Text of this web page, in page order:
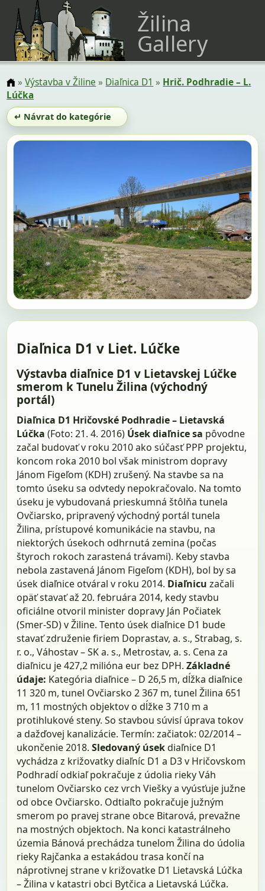
Žilina
Gallery
»Výstavba v Žiline » Diaľnica D1 » Hrič. Podhradie – L.
Lúčka
↵ Návrat do kategórie
Diaľnica D1 v Liet. Lúčke
Výstavba diaľnice D1 v Lietavskej Lúčke
smerom k Tunelu Žilina (východný
portál)
Diaľnica D1 Hričovské Podhradie – Lietavská
Lúčka (Foto: 21. 4. 2016) Úsek diaľnice sa pôvodne
začal budovať v roku 2010 ako súčasť PPP projektu,
koncom roka 2010 bol však ministrom dopravy
Jánom Figeľom (KDH) zrušený. Na stavbe sa na
tomto úseku sa odvtedy nepokračovalo. Na tomto
úseku je vybudovaná prieskumná štôlňa tunela
Ovčiarsko, pripravený východný portál tunela
Žilina, prístupové komunikácie na stavbu, na
niektorých úsekoch odhrnutá zemina (počas
štyroch rokoch zarastená trávami). Keby stavba
nebola zastavená Jánom Figeľom (KDH), bol by sa
úsek diaľnice otváral v roku 2014. Diaľnicu začali
opäť stavať až 20. februára 2014, kedy stavbu
oficiálne otvoril minister dopravy Ján Počiatek
(Smer-SD) v Žiline. Tento úsek diaľnice D1 bude
stavať združenie firiem Doprastav, a. s., Strabag, s.
r. o., Váhostav – SK a. s., Metrostav, a. s. Cena za
diaľnicu je 427,2 milióna eur bez DPH.Základné
údaje: Kategória diaľnice – D 26,5 m, dĺžka diaľnice
11 320 m, tunel Ovčiarsko 2 367 m, tunel Žilina 651
m, 11 mostných objektov o dĺžke 3 710 m a
protihlukové steny. So stavbou súvisí úprava tokov
a dažďovej kanalizácie. Termín: začiatok: 02/2014 –
ukončenie 2018.Sledovaný úsekdiaľnice D1
vychádza z križovatky diaľníc D1 a D3 v Hričovskom
Podhradí odkiaľ pokračuje z údolia rieky Váh
tunelom Ovčiarsko cez vrch Viešky a vyúsťuje južne
od obce Ovčiarsko. Odtiaľto pokračuje južným
smerom po pravej strane obce Bitarová, prevažne
na mostných objektoch. Na konci katastrálneho
územia Bánová prechádza tunelom Žilina do údolia
rieky Rajčanka a estakádou trasa končí na
náprotivnej strane v križovatke D1 Lietavská Lúčka
– Žilina v katastri obci Bytčica a Lietavská Lúčka.